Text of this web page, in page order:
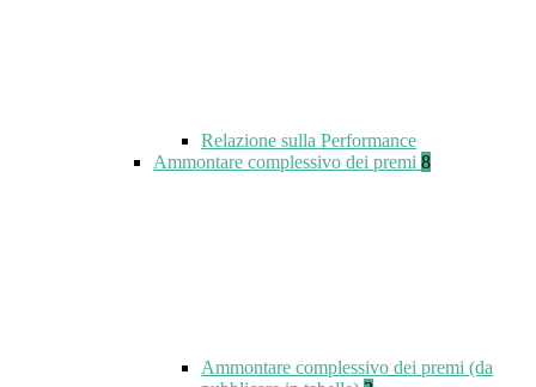
Relazione sulla Performance
Ammontare complessivo dei premi 8
Ammontare complessivo dei premi (da